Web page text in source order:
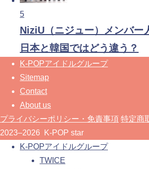
5
NiziU（ニジュー）メンバー
日本と韓国ではどう違う？
K-POPアイドルグループ
Sitemap
Contact
About us
プライバシーポリシー・免責事項 特定商
2023–2026 K-POP star
K-POPアイドルグループ
TWICE